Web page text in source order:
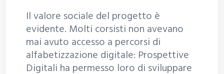
Il valore sociale del progetto è
evidente. Molti corsisti non avevano
mai avuto accesso a percorsi di
alfabetizzazione digitale: Prospettive
Digitali ha permesso loro di sviluppare